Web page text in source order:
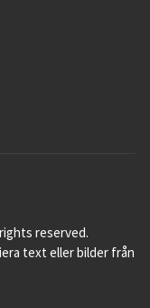
reserved.
text eller bilder från